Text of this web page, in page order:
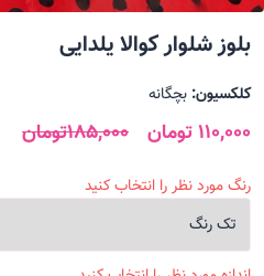
بلوز شلوار کوالا یلدایی
کلکسیون: بچگانه
110,000 تومان 185,000تومان
رنگ مورد نظر را انتخاب کنید